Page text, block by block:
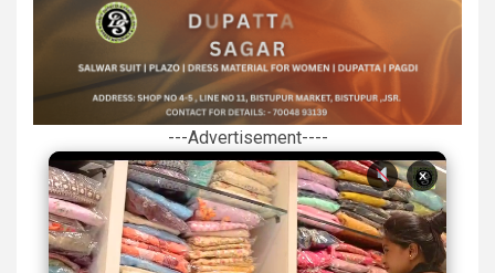
---Advertisement----
×